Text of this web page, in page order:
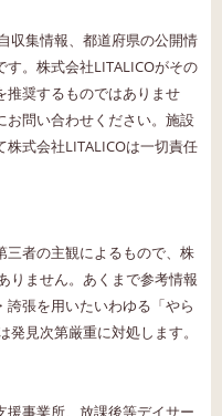
収集情報、都道府県の公開情
。株式会社LITALICOがその
推奨するものではありませ
お問い合わせください。施設
式会社LITALICOは一切責任
三者の主観によるもので、株
りません。あくまで参考情報
張を用いたいわゆる「やら
見次第厳重に対処します。
事業所、放課後等デイサー